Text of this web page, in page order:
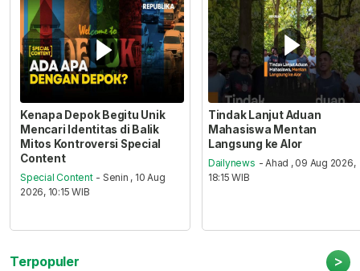
Kenapa Depok Begitu Unik
Mencari Identitas di Balik
Mitos Kontroversi Special
Content
Special Content - Senin , 10 Aug
2026, 10:15 WIB
Tindak Lanjut Aduan
Mahasiswa Mentan
Langsung ke Alor
Dailynews - Ahad , 09 Aug 2026,
18:15 WIB
Terpopuler >